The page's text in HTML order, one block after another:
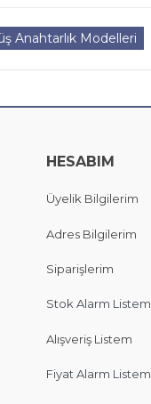
Anahtarlık Modelleri
HESABIM
Üyelik Bilgilerim
Adres Bilgilerim
Siparişlerim
Stok Alarm Listem
Alışveriş Listem
Fiyat Alarm Listem